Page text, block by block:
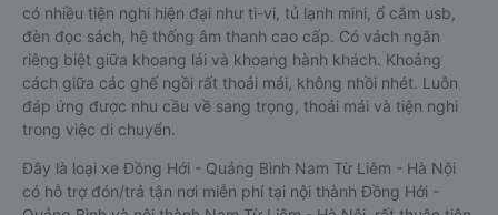
có nhiều tiện nghi hiện đại như ti-vi, tủ lạnh mini, ổ cắm usb,
đèn đọc sách, hệ thống âm thanh cao cấp. Có vách ngăn
riêng biệt giữa khoang lái và khoang hành khách. Khoảng
cách giữa các ghế ngồi rất thoải mái, không nhồi nhét. Luôn
đáp ứng được nhu cầu về sang trọng, thoải mái và tiện nghi
trong việc di chuyển.
Đây là loại xe Đồng Hới - Quảng Bình Nam Từ Liêm - Hà Nội
có hỗ trợ đón/trả tận nơi miễn phí tại nội thành Đồng Hới -